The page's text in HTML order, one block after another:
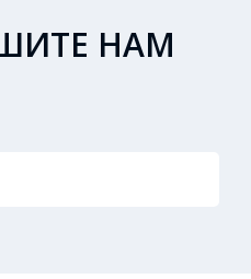
НАМ